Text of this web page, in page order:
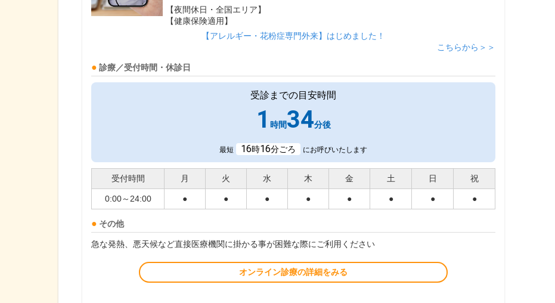
【夜間休日・全国エリア】
【健康保険適用】
【アレルギー・花粉症専門外来】はじめました！
こちらから＞＞
診療／受付時間・休診日
受診までの目安時間
1 時間34分後
最短 16時16分ごろ にお呼びいたします
受付時間 月 火 水 木 金 土 日 祝
0:00～24:00 ● ● ● ● ● ● ● ●
その他
急な発熱、悪天候など直接医療機関に掛かる事が困難な際にご利用ください
オンライン診療の詳細をみる